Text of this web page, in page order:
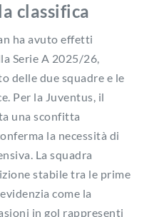
classifica
ha avuto effetti
Serie A 2025/26,
delle due squadre e le
Per la Juventus, il
una sconfitta
la necessità di
La squadra
stabile tra le prime
come la
in gol rappresenti